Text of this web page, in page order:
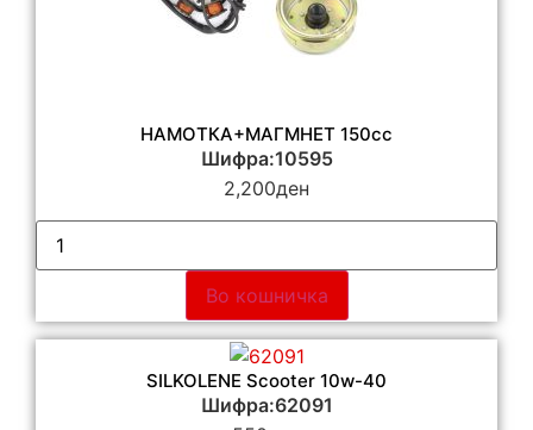
НАМОТКА+МАГМНЕТ 150сс
Шифра:10595
2,200ден
Во кошничка
SILKOLENE Scooter 10w-40
Шифра:62091